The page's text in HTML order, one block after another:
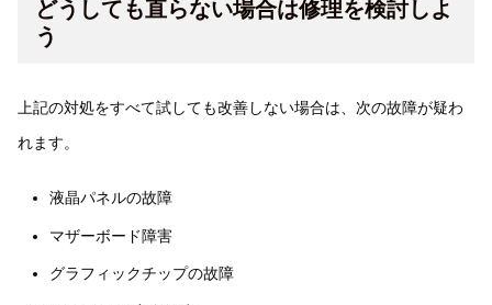
どうしても直らない場合は修理を検討しよ
う
上記の対処をすべて試しても改善しない場合は、次の故障が疑わ
れます。
液晶パネルの故障
マザーボード障害
グラフィックチップの故障